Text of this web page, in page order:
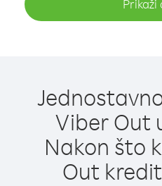
Prikaži
Viber Out
Nakon što
Out